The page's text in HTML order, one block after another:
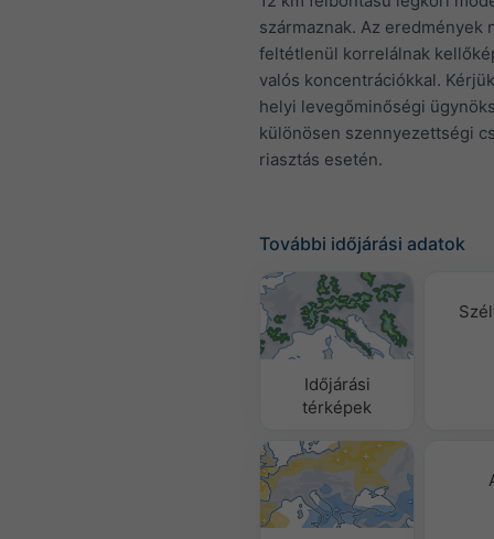
származnak. Az eredmények
feltétlenül korrelálnak
valós koncentrációkkal.
helyi levegőminőségi
különösen szennyezettségi
riasztás esetén.
További időjárási adatok
Időjárási
térképek